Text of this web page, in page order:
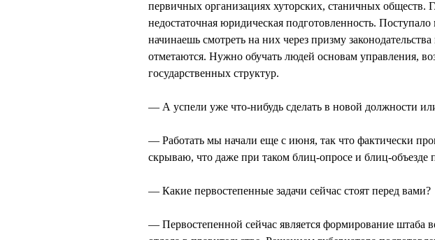
первичных организациях хуторских, станичных обществ.
недостаточная юридическая подготовленность.
начинаешь смотреть на них через призму
отметаются. Нужно обучать людей основам управления,
государственных структур.
— А успели уже что-нибудь сделать в новой должности
— Работать мы начали еще с июня, так что фактически
скрываю, что даже при таком блиц-опросе и блиц-объезде
— Какие первостепенные задачи сейчас стоят перед вами?
— Первостепенной сейчас является формирование штаба